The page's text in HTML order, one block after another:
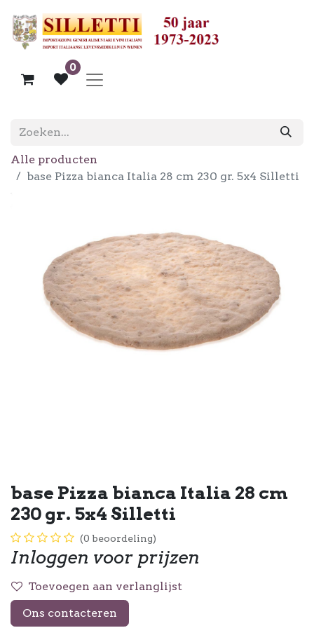
0
Alle producten
base Pizza bianca Italia 28 cm 230 gr. 5x4 Silletti
base Pizza bianca Italia 28 cm
230 gr. 5x4 Silletti
(0 beoordeling)
Inloggen voor prijzen
Toevoegen aan verlanglijst
Ons contacteren